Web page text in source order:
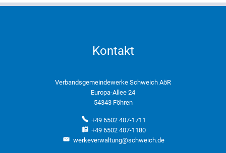
Kontakt
Verbandsgemeindewerke Schweich AöR
Europa-Allee 24
54343 Föhren
+49 6502 407-1711
+49 6502 407-1180
werkeverwaltung@schweich.de